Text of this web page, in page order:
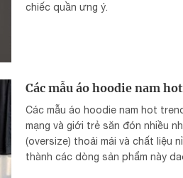
chiếc quần ưng ý.
Các mẫu áo hoodie nam
Các mẫu áo hoodie nam hot
mạng và giới trẻ săn đón nhiều
(oversize) thoải mái và chất liệu
thành các dòng sản phẩm này